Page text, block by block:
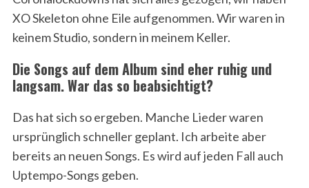
XO Skeleton ohne Eile aufgenommen. Wir waren in
keinem Studio, sondern in meinem Keller.
Die Songs auf dem Album sind eher ruhig und
langsam. War das so beabsichtigt?
Das hat sich so ergeben. Manche Lieder waren
ursprünglich schneller geplant. Ich arbeite aber
bereits an neuen Songs. Es wird auf jeden Fall auch
Uptempo-Songs geben.